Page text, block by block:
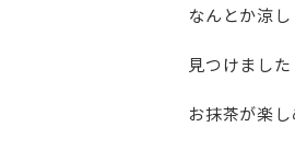
なんとか涼
見つけました
お抹茶が楽